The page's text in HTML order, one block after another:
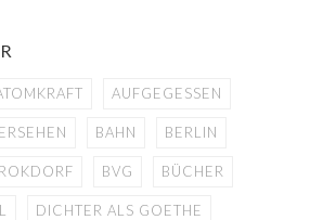
AUFGEGESSEN
BAHN BERLIN
BVG BÜCHER
DICHTER ALS GOETHE